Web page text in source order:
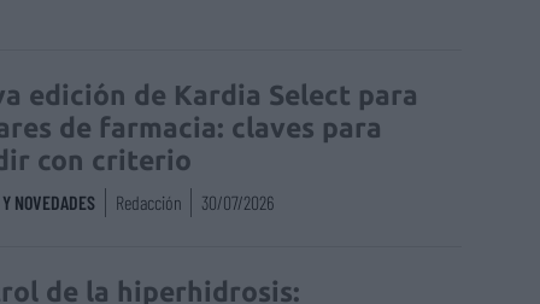
edición de Kardia Select para
de farmacia: claves para
con criterio
NOVEDADES Redacción 30/07/2026
de la hiperhidrosis: